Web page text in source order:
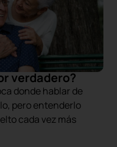
verdadero?
donde hablar de
pero entenderlo
cada vez más